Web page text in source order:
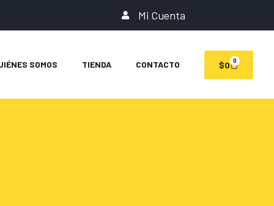
Mi Cuenta
SOMOS TIENDA CONTACTO $0 0